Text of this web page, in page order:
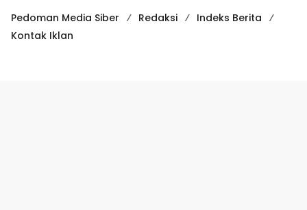
Pedoman Media Siber Redaksi
Indeks Berita
Kontak Iklan